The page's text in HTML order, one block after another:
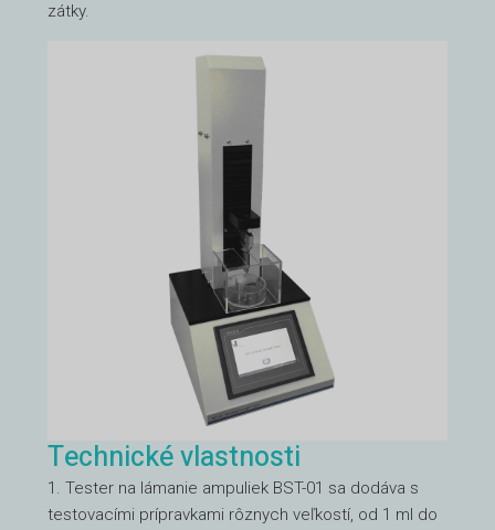
zátky.
Technické vlastnosti
1. Tester na lámanie ampuliek BST-01 sa dodáva s
testovacími prípravkami rôznych veľkostí, od 1 ml do